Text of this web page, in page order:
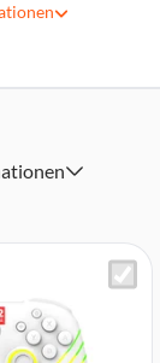
Action-Rücktasten
und Griffe